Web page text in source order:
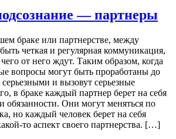
— партнеры
браке или партнерстве, между
четкая и регулярная коммуникация,
от него ждут. Таким образом, когда
вопросы могут быть проработаны до
и вызовут серьезные
в браке каждый партнер берет на себя
обязанности. Они могут меняться по
но каждый человек берет на себя
то аспект своего партнерства. […]